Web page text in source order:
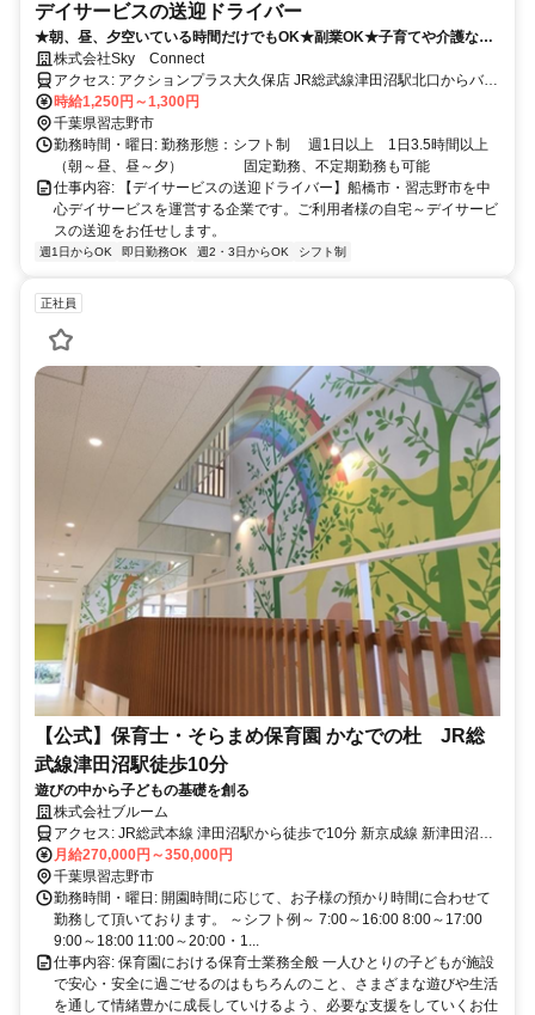
デイサービスの送迎ドライバー
★朝、昼、夕空いている時間だけでもOK★副業OK★子育てや介護など
の時期も働きやすい職場です！
株式会社Sky Connect
アクセス: アクションプラス大久保店 JR総武線津田沼駅北口からバス
7分、藤崎6丁目下車徒歩1分 ※津田沼駅北口4番5番バス乗り場より三
山車庫行、二宮神社行、八千代台駅行等多数
時給1,250円～1,300円
千葉県習志野市
勤務時間・曜日: 勤務形態：シフト制 週1日以上 1日3.5時間以上
（朝～昼、昼～夕） 固定勤務、不定期勤務も可能
仕事内容: 【デイサービスの送迎ドライバー】船橋市・習志野市を中
心デイサービスを運営する企業です。ご利用者様の自宅～デイサービ
スの送迎をお任せします。
週1日からOK 即日勤務OK 週2・3日からOK シフト制
正社員
【公式】保育士・そらまめ保育園 かなでの杜 JR総
武線津田沼駅徒歩10分
遊びの中から子どもの基礎を創る
株式会社ブルーム
アクセス: JR総武本線 津田沼駅から徒歩で10分 新京成線 新津田沼駅
から徒歩で15分
月給270,000円～350,000円
千葉県習志野市
勤務時間・曜日: 開園時間に応じて、お子様の預かり時間に合わせて
勤務して頂いております。 ～シフト例～ 7:00～16:00 8:00～17:00
9:00～18:00 11:00～20:00・1...
仕事内容: 保育園における保育士業務全般 一人ひとりの子どもが施設
で安心・安全に過ごせるのはもちろんのこと、さまざまな遊びや生活
を通して情緒豊かに成長していけるよう、必要な支援をしていくお仕